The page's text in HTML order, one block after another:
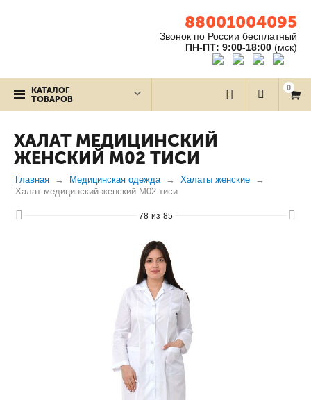
88001004095
Звонок по России бесплатный
ПН-ПТ: 9:00-18:00 (мск)
КАТАЛОГ
ТОВАРОВ
0
ХАЛАТ МЕДИЦИНСКИЙ
ЖЕНСКИЙ М02 ТИСИ
Главная Медицинская одежда
Халаты женские
Халат медицинский женский М02 тиси
78 из 85